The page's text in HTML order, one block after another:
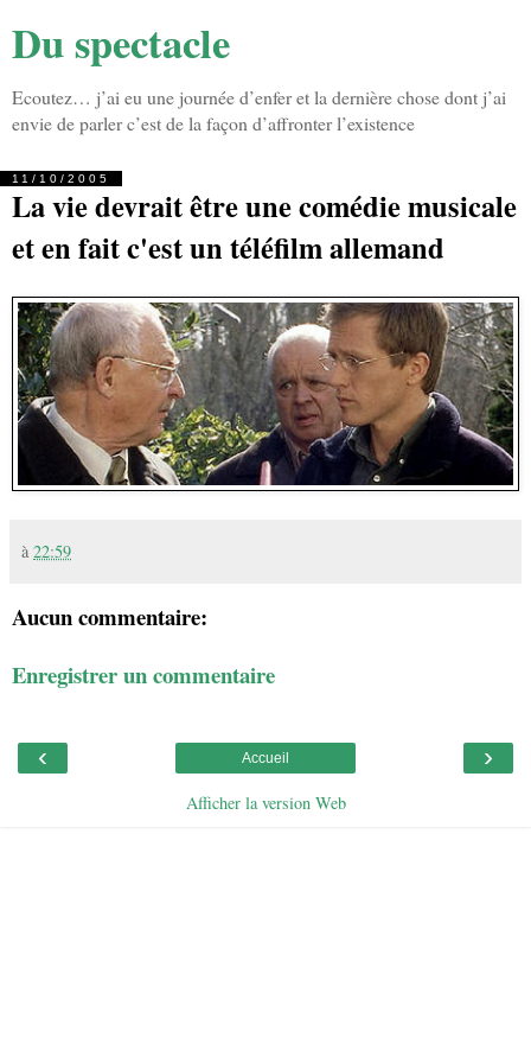
Du spectacle
Ecoutez… j’ai eu une journée d’enfer et la dernière chose dont j’ai
envie de parler c’est de la façon d’affronter l’existence
11/10/2005
La vie devrait être une comédie musicale
et en fait c'est un téléfilm allemand
à 22:59
Aucun commentaire:
Enregistrer un commentaire
‹ ›
Accueil
Afficher la version Web